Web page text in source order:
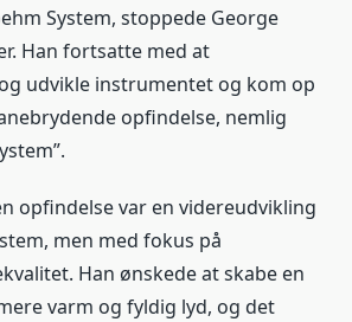
System, stoppede George
Han fortsatte med at
udvikle instrumentet og kom op
opfindelse, nemlig
opfindelse var en videreudvikling
men med fokus på
Han ønskede at skabe en
varm og fyldig lyd, og det